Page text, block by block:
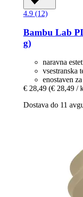
4.9 (12)
Bambu Lab
g)
naravna
vsestranska
enostaven
€ 28,49 (€ 28,49 /
Dostava do 11